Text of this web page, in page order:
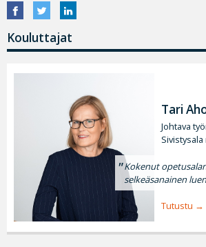
Kouluttajat
Tari
Johtava
Sivistysala
Kokenut
selkeäsanainen
Tutustu